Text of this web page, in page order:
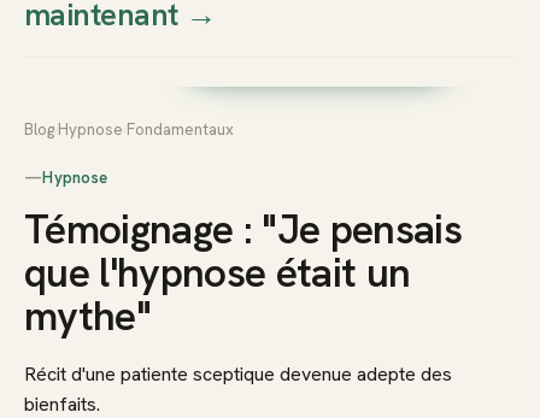
Thierry
Prendre rendez-vous dès
maintenant→
Blog Hypnose Fondamentaux
—Hypnose
Témoignage : "Je pensais
que l'hypnose était un
mythe"
Récit d'une patiente sceptique devenue adepte des
bienfaits.